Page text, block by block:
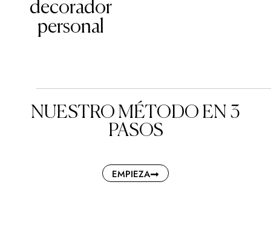
decorador
personal
NUESTRO MÉTODO EN 3
PASOS
EMPIEZA